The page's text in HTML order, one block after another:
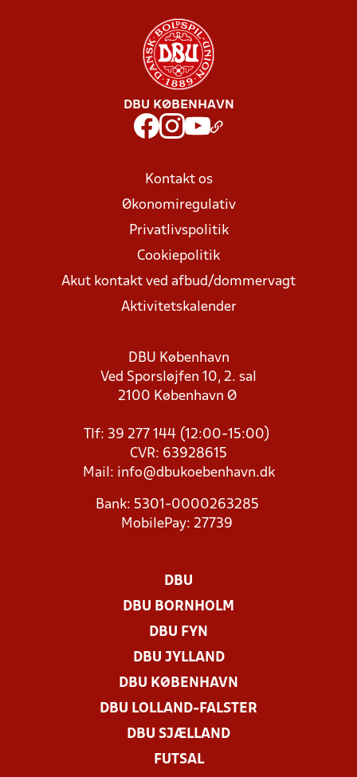
DBU KØBENHAVN
Kontakt os
Økonomiregulativ
Privatlivspolitik
Cookiepolitik
Akut kontakt ved afbud/dommervagt
Aktivitetskalender
DBU København
Ved Sporsløjfen 10, 2. sal
2100 København Ø
Tlf: 39 277 144 (12:00-15:00)
CVR: 63928615
Mail: info@dbukoebenhavn.dk
Bank: 5301-0000263285
MobilePay: 27739
DBU
DBU BORNHOLM
DBU FYN
DBU JYLLAND
DBU KØBENHAVN
DBU LOLLAND-FALSTER
DBU SJÆLLAND
FUTSAL